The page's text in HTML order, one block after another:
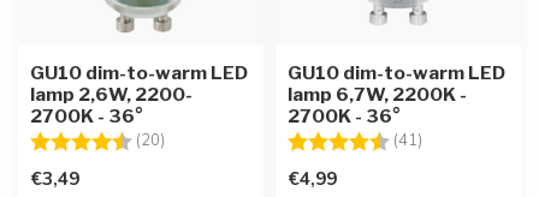
GU10 dim-to-warm LED
lamp 2,6W, 2200-
2700K - 36°
Beoordeling: (20)
€3,49
GU10 dim-to-warm LED
lamp 6,7W, 2200K -
2700K - 36°
Beoordeling: (41)
€4,99